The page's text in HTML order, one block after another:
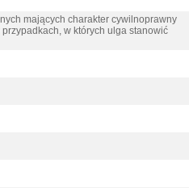
mających charakter cywilnoprawny
w których ulga stanowić